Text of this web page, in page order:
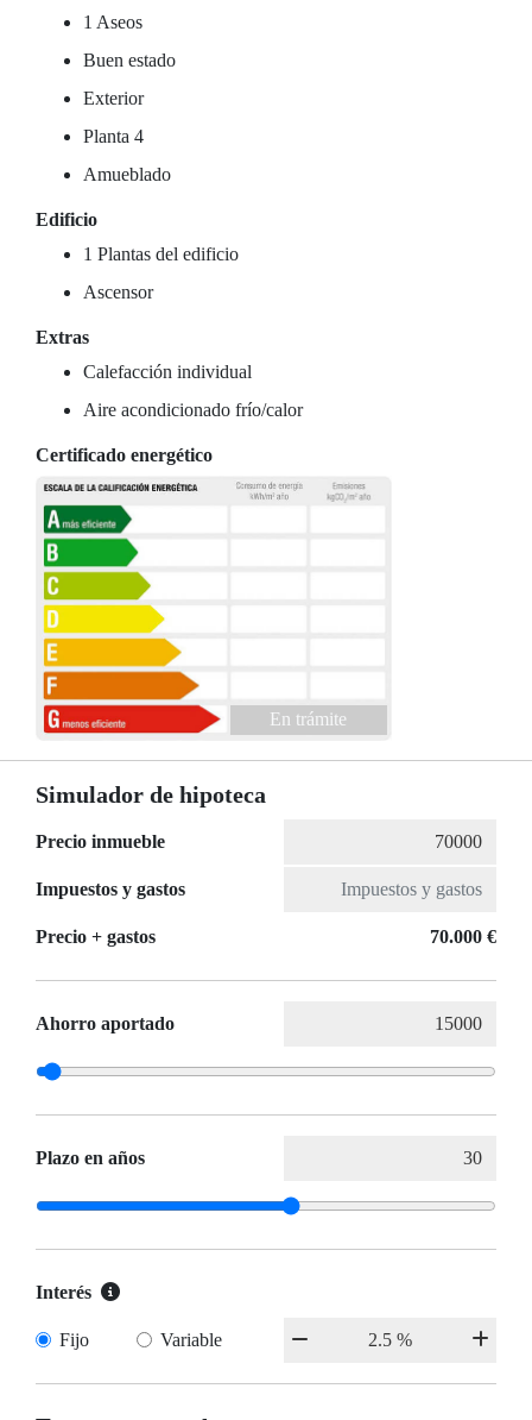
1 Aseos
Buen estado
Exterior
Planta 4
Amueblado
Edificio
1 Plantas del edificio
Ascensor
Extras
Calefacción individual
Aire acondicionado frío/calor
Certificado energético
En trámite
Simulador de hipoteca
Precio inmueble
Impuestos y gastos
Precio + gastos 70.000 €
Ahorro aportado
Plazo en años
Interés
Fijo Variable